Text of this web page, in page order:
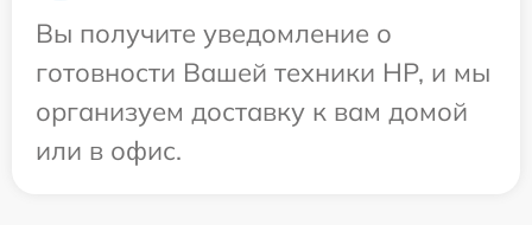
Вы получите уведомление о
готовности Вашей техники HP, и мы
организуем доставку к вам домой
или в офис.